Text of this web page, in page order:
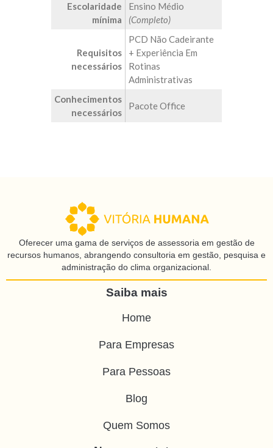
Escolaridade
mínima
Ensino Médio
(Completo)
Requisitos
necessários
PCD Não Cadeirante
+ Experiência Em
Rotinas
Administrativas
Conhecimentos
necessários
Pacote Office
Oferecer uma gama de serviços de assessoria em gestão de
recursos humanos, abrangendo consultoria em gestão, pesquisa e
administração do clima organizacional.
Saiba mais
Home
Para Empresas
Para Pessoas
Blog
Quem Somos